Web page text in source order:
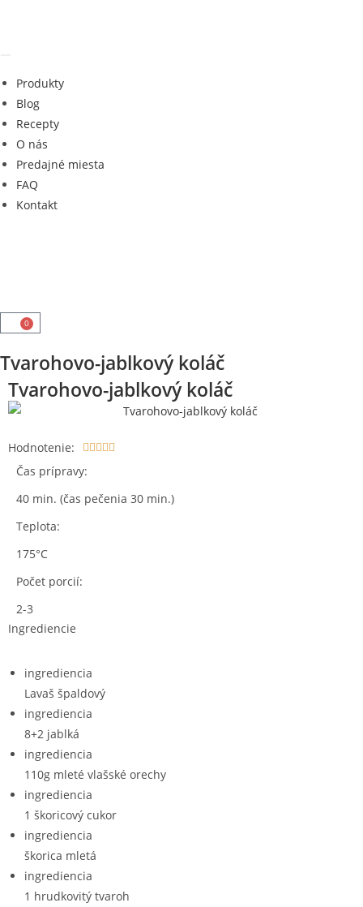
Produkty
Blog
Recepty
O nás
Predajné miesta
FAQ
Kontakt
0
Tvarohovo-jablkový koláč
Tvarohovo-jablkový koláč
Hodnotenie:     
Čas prípravy:
40 min. (čas pečenia 30 min.)
Teplota:
175°C
Počet porcií:
2-3
Ingrediencie
ingrediencia
Lavaš špaldový
ingrediencia
8+2 jablká
ingrediencia
110g mleté vlašské orechy
ingrediencia
1 škoricový cukor
ingrediencia
škorica mletá
ingrediencia
1 hrudkovitý tvaroh